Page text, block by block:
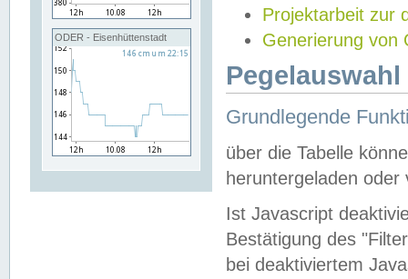
ODER - Eisenhüttenstadt
Projektarbeit zur
Generierung von
Grundlegende
über die Tabelle
heruntergeladen oder
Ist Javascript
Bestätigung des
bei deaktiviertem